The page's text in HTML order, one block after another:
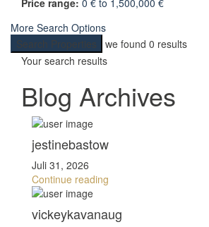
Price range: 0 € to 1,500,000 €
More Search Options
Search Properties
we found 0 results
Your search results
Blog Archives
jestinebastow
Juli 31, 2026
Continue reading
vickeykavanaug